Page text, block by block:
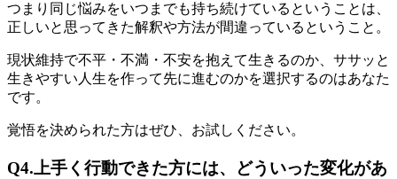
つまり 同じ悩みをいつまでも持ち続けているということは、
正しいと思ってきた解釈や方法が間違っている ということ。
現状維持で不平・不満・不安を抱えて生きるのか、ササッと
生きやすい人生を作って先に進むのかを選択するのはあなた
です。
覚悟を決められた方はぜひ、お試しください。
Q4.上手く行動できた方には、どういった変化があ